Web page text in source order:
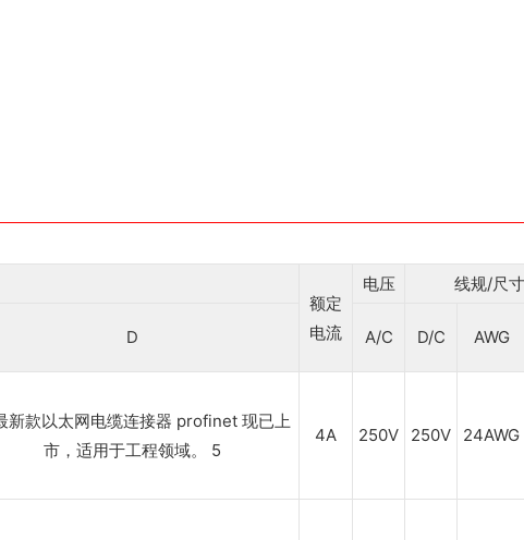
额定
电流
电压 线规/尺寸
D A/C D/C AWG
4A 250V 250V 24AWG